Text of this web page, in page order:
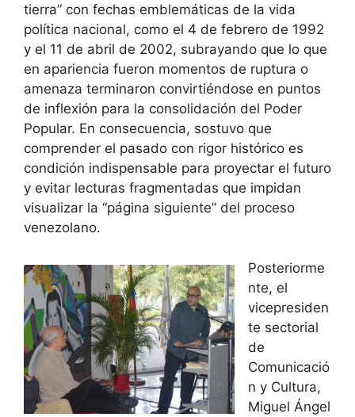
tierra” con fechas emblemáticas de la vida
política nacional, como el 4 de febrero de 1992
y el 11 de abril de 2002, subrayando que lo que
en apariencia fueron momentos de ruptura o
amenaza terminaron convirtiéndose en puntos
de inflexión para la consolidación del Poder
Popular. En consecuencia, sostuvo que
comprender el pasado con rigor histórico es
condición indispensable para proyectar el futuro
y evitar lecturas fragmentadas que impidan
visualizar la “página siguiente” del proceso
venezolano.
Posteriorme
nte, el
vicepresiden
te sectorial
de
Comunicació
n y Cultura,
Miguel Ángel